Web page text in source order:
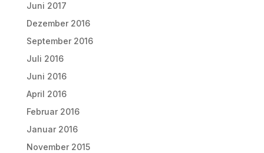
Juni 2017
Dezember 2016
September 2016
Juli 2016
Juni 2016
April 2016
Februar 2016
Januar 2016
November 2015